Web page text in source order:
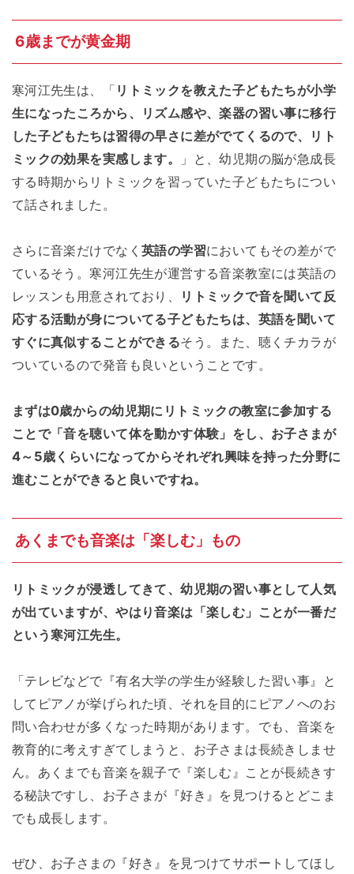
6歳までが黄金期
寒河江先生は、「 リトミックを教えた子どもたちが小学
生になったころから、リズム感や、楽器の習い事に移行
した子どもたちは習得の早さに差がでてくるので、リト
ミックの効果を実感します。
」と、幼児期の脳が急成長
する時期からリトミックを習っていた子どもたちについ
て話されました。
さらに音楽だけでなく 英語の学習においてもその差がで
ているそう。寒河江先生が運営する音楽教室には英語の
レッスンも用意されており、
リトミックで音を聞いて反
応する活動が身についてる子どもたちは、英語を聞いて
すぐに真似することができるそう。また、聴くチカラが
ついているので発音も良いということです。
まずは0歳からの幼児期にリトミックの教室に参加する
ことで「音を聴いて体を動かす体験」をし、お子さまが
4～5歳くらいになってからそれぞれ興味を持った分野に
進むことができると良いですね。
あくまでも音楽は「楽しむ」もの
リトミックが浸透してきて、幼児期の習い事として人気
が出ていますが、やはり音楽は「楽しむ」ことが一番だ
という寒河江先生。
「テレビなどで『有名大学の学生が経験した習い事』と
してピアノが挙げられた頃、それを目的にピアノへのお
問い合わせが多くなった時期があります。でも、音楽を
教育的に考えすぎてしまうと、お子さまは長続きしませ
ん。あくまでも音楽を親子で『楽しむ』ことが長続きす
る秘訣ですし、お子さまが『好き』を見つけるとどこま
でも成長します。
ぜひ、お子さまの『好き』を見つけてサポートしてほし